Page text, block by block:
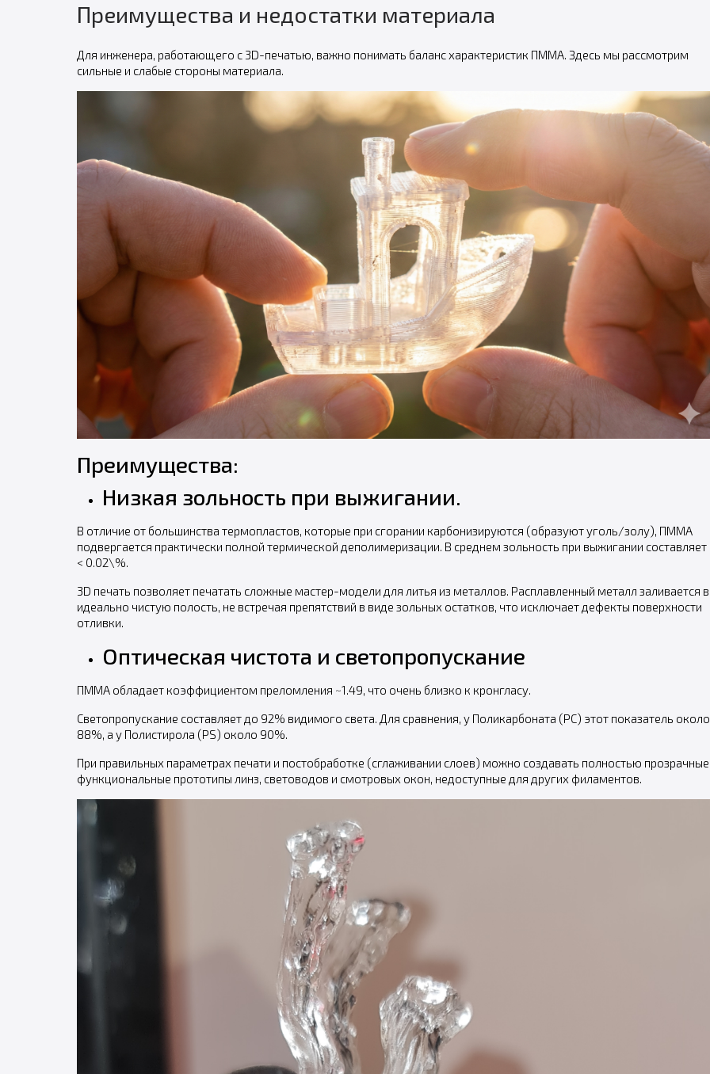
Преимущества и недостатки материала
Для инженера, работающего с 3D-печатью, важно понимать баланс характеристик ПММА. Здесь мы рассмотрим
сильные и слабые стороны материала.
Преимущества:
Низкая зольность при выжигании.
В отличие от большинства термопластов, которые при сгорании карбонизируются (образуют уголь/золу), ПММА
подвергается практически полной термической деполимеризации. В среднем зольность при выжигании составляет
< 0.02\%.
3D печать позволяет печатать сложные мастер-модели для литья из металлов. Расплавленный металл заливается в
идеально чистую полость, не встречая препятствий в виде зольных остатков, что исключает дефекты поверхности
отливки.
Оптическая чистота и светопропускание
ПММА обладает коэффициентом преломления ~1.49, что очень близко к кронгласу.
Светопропускание составляет до 92% видимого света. Для сравнения, у Поликарбоната (PC) этот показатель около
88%, а у Полистирола (PS) около 90%.
При правильных параметрах печати и постобработке (сглаживании слоев) можно создавать полностью прозрачные
функциональные прототипы линз, световодов и смотровых окон, недоступные для других филаментов.